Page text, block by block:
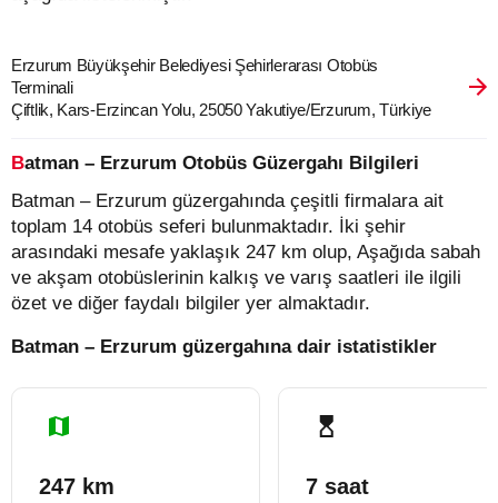
Erzurum Büyükşehir Belediyesi Şehirlerarası Otobüs
Terminali
Çiftlik, Kars-Erzincan Yolu, 25050 Yakutiye/Erzurum, Türkiye
Batman – Erzurum Otobüs Güzergahı Bilgileri
Batman – Erzurum güzergahında çeşitli firmalara ait
toplam 14 otobüs seferi bulunmaktadır. İki şehir
arasındaki mesafe yaklaşık 247 km olup, Aşağıda sabah
ve akşam otobüslerinin kalkış ve varış saatleri ile ilgili
özet ve diğer faydalı bilgiler yer almaktadır.
Batman – Erzurum güzergahına dair istatistikler
247 km 7 saat